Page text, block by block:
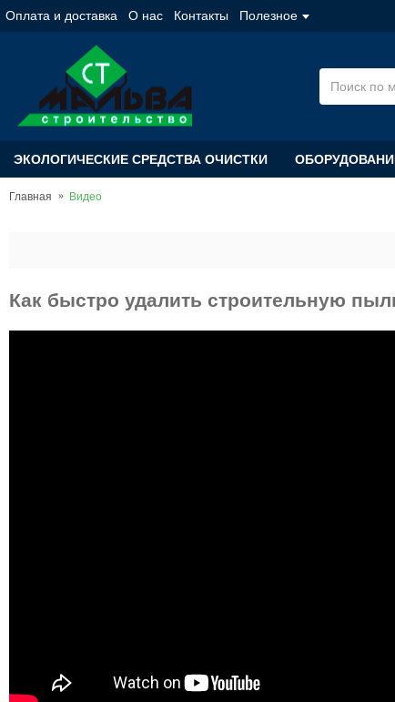
Оплата и доставка О нас Контакты Полезное
ЭКОЛОГИЧЕСКИЕ СРЕДСТВА ОЧИСТКИ
Главная Видео
Как быстро удалить строительную